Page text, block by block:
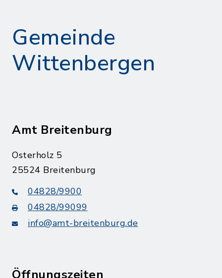
Gemeinde
Wittenbergen
Amt Breitenburg
Osterholz 5
25524 Breitenburg
04828/9900
04828/99099
info@amt-breitenburg.de
Öffnungszeiten